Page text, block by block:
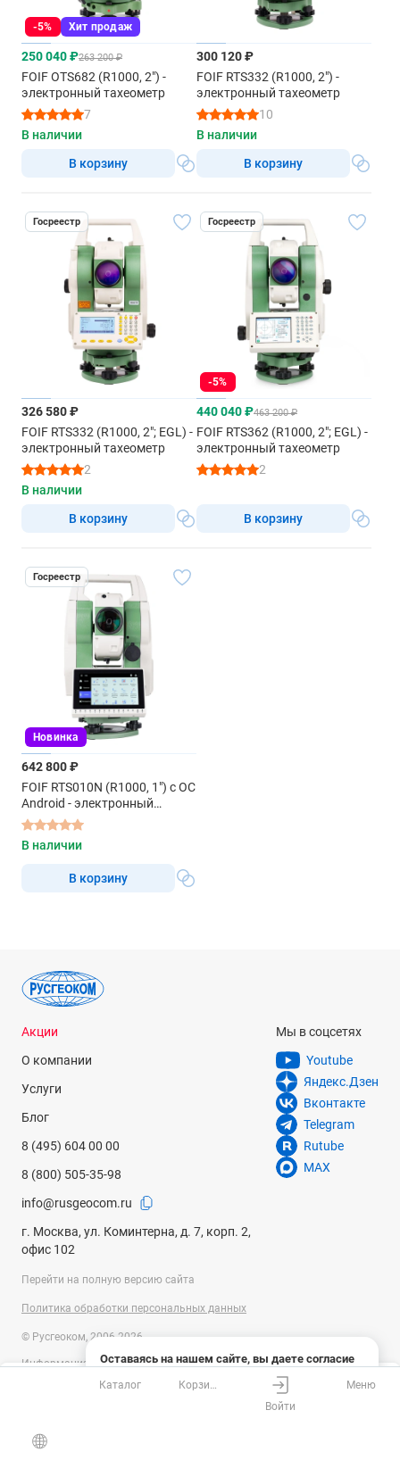
-5% Хит продаж
250 040 ₽263 200 ₽
FOIF OTS682 (R1000, 2") -
электронный тахеометр
7
В наличии
В корзину
300 120 ₽
FOIF RTS332 (R1000, 2") -
электронный тахеометр
10
В наличии
В корзину
Госреестр
326 580 ₽
FOIF RTS332 (R1000, 2"; EGL) -
электронный тахеометр
2
В наличии
В корзину
Госреестр
-5%
440 040 ₽463 200 ₽
FOIF RTS362 (R1000, 2"; EGL) -
электронный тахеометр
2
В корзину
Госреестр
Новинка
642 800 ₽
FOIF RTS010N (R1000, 1") с ОС
Android - электронный
тахеометр
В наличии
В корзину
Оставаясь на нашем сайте, вы даете согласие
на использование файлов cookies и сбор данных
системами веб-аналитики
Акции
О компании
Услуги
Блог
8 (495) 604 00 00
8 (800) 505-35-98
info@rusgeocom.ru
г. Москва, ул. Коминтерна, д. 7, корп. 2,
офис 102
Мы в соцсетях
Youtube
Яндекс.Дзен
Вконтакте
Telegram
Rutube
MAX
Перейти на полную версию сайта
Политика обработки персональных данных
© Русгеоком, 2006-2026
Информация на сайте носит справочный характер и не является
публичной офертой, определяемой положениями Статьи 437
Гражданского кодекса Российской Федерации. Технические
изменены производителем без предварительного уведомления.
Уточняйте информацию у наших менеджеров.
Каталог
Корзина
Войти
Меню